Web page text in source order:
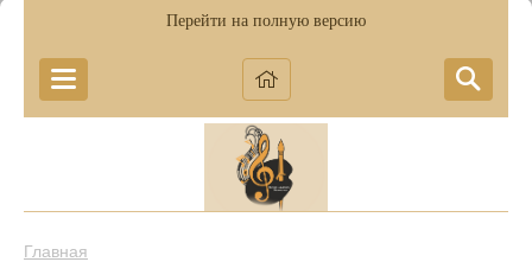
Перейти на полную версию
Главная